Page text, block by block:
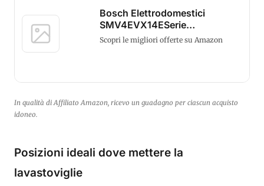
Bosch Elettrodomestici
SMV4EVX14ESerie
QuattroLavastoviglie
Scopri le migliori offerte su Amazon
In qualità di Affiliato Amazon, ricevo un guadagno per ciascun acquisto
idoneo.
Posizioni ideali dove mettere la
lavastoviglie